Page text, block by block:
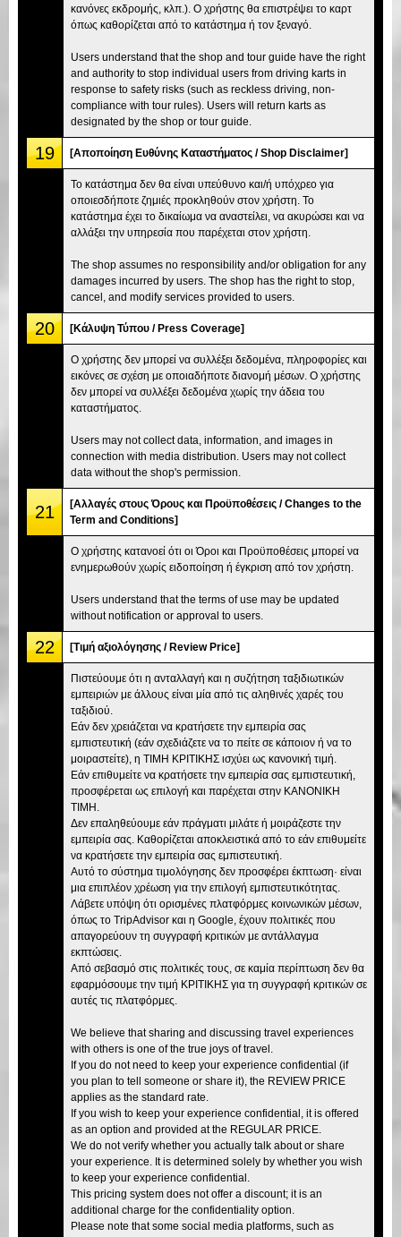
κανόνες εκδρομής, κλπ.). Ο χρήστης θα επιστρέψει το καρτ
όπως καθορίζεται από το κατάστημα ή τον ξεναγό.
Users understand that the shop and tour guide have the right
and authority to stop individual users from driving karts in
response to safety risks (such as reckless driving, non-
compliance with tour rules). Users will return karts as
designated by the shop or tour guide.
19 [Αποποίηση Ευθύνης Καταστήματος / Shop Disclaimer]
Το κατάστημα δεν θα είναι υπεύθυνο και/ή υπόχρεο για
οποιεσδήποτε ζημιές προκληθούν στον χρήστη. Το
κατάστημα έχει το δικαίωμα να αναστείλει, να ακυρώσει και να
αλλάξει την υπηρεσία που παρέχεται στον χρήστη.
The shop assumes no responsibility and/or obligation for any
damages incurred by users. The shop has the right to stop,
cancel, and modify services provided to users.
20 [Κάλυψη Τύπου / Press Coverage]
Ο χρήστης δεν μπορεί να συλλέξει δεδομένα, πληροφορίες και
εικόνες σε σχέση με οποιαδήποτε διανομή μέσων. Ο χρήστης
δεν μπορεί να συλλέξει δεδομένα χωρίς την άδεια του
καταστήματος.
Users may not collect data, information, and images in
connection with media distribution. Users may not collect
data without the shop's permission.
21
[Αλλαγές στους Όρους και Προϋποθέσεις / Changes to the
Term and Conditions]
Ο χρήστης κατανοεί ότι οι Όροι και Προϋποθέσεις μπορεί να
ενημερωθούν χωρίς ειδοποίηση ή έγκριση από τον χρήστη.
Users understand that the terms of use may be updated
without notification or approval to users.
22 [Τιμή αξιολόγησης / Review Price]
Πιστεύουμε ότι η ανταλλαγή και η συζήτηση ταξιδιωτικών
εμπειριών με άλλους είναι μία από τις αληθινές χαρές του
ταξιδιού.
Εάν δεν χρειάζεται να κρατήσετε την εμπειρία σας
εμπιστευτική (εάν σχεδιάζετε να το πείτε σε κάποιον ή να το
μοιραστείτε), η ΤΙΜΗ ΚΡΙΤΙΚΗΣ ισχύει ως κανονική τιμή.
Εάν επιθυμείτε να κρατήσετε την εμπειρία σας εμπιστευτική,
προσφέρεται ως επιλογή και παρέχεται στην ΚΑΝΟΝΙΚΗ
ΤΙΜΗ.
Δεν επαληθεύουμε εάν πράγματι μιλάτε ή μοιράζεστε την
εμπειρία σας. Καθορίζεται αποκλειστικά από το εάν επιθυμείτε
να κρατήσετε την εμπειρία σας εμπιστευτική.
Αυτό το σύστημα τιμολόγησης δεν προσφέρει έκπτωση· είναι
μια επιπλέον χρέωση για την επιλογή εμπιστευτικότητας.
Λάβετε υπόψη ότι ορισμένες πλατφόρμες κοινωνικών μέσων,
όπως το TripAdvisor και η Google, έχουν πολιτικές που
απαγορεύουν τη συγγραφή κριτικών με αντάλλαγμα
εκπτώσεις.
Από σεβασμό στις πολιτικές τους, σε καμία περίπτωση δεν θα
εφαρμόσουμε την τιμή ΚΡΙΤΙΚΗΣ για τη συγγραφή κριτικών σε
αυτές τις πλατφόρμες.
We believe that sharing and discussing travel experiences
with others is one of the true joys of travel.
If you do not need to keep your experience confidential (if
you plan to tell someone or share it), the REVIEW PRICE
applies as the standard rate.
If you wish to keep your experience confidential, it is offered
as an option and provided at the REGULAR PRICE.
We do not verify whether you actually talk about or share
your experience. It is determined solely by whether you wish
to keep your experience confidential.
This pricing system does not offer a discount; it is an
additional charge for the confidentiality option.
Please note that some social media platforms, such as